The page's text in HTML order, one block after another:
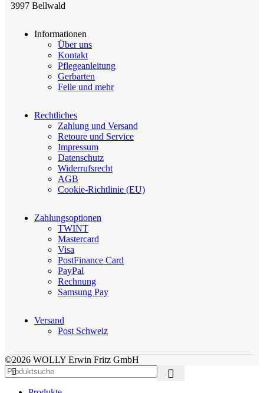
3997 Bellwald
Informationen
Über uns
Kontakt
Pflegeanleitung
Gerbarten
Felle und mehr
Rechtliches
Zahlung und Versand
Retoure und Service
Impressum
Datenschutz
Widerrufsrecht
AGB
Cookie-Richtlinie (EU)
Zahlungsoptionen
TWINT
Mastercard
Visa
PostFinance Card
PayPal
Rechnung
Samsung Pay
Versand
Post Schweiz
©2026 WOLLY Erwin Fritz GmbH